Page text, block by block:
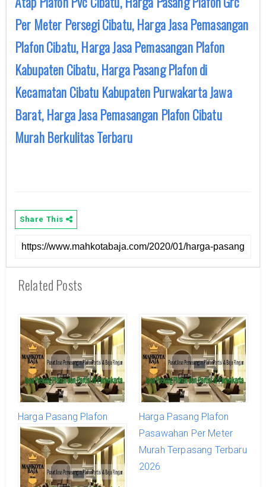
Per Meter Persegi Cibatu, Harga Jasa Pemasangan
Plafon Cibatu, Harga Jasa Pemasangan Plafon
Kabupaten Cibatu, Harga Pasang Plafon di
Kecamatan Cibatu Kabupaten Purwakarta Jawa
Barat, Harga Jasa Pemasangan Plafon Cibatu
Murah Berkulitas Terbaru
Share This
Related Posts
Harga Pasang Plafon
Maniis Per Meter Murah
Terpasang Terbaru 2026
Harga Pasang Plafon
Pasawahan Per Meter
Murah Terpasang Terbaru
2026